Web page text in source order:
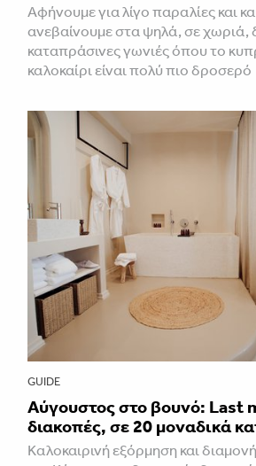
Αφήνουμε για λίγο παραλίες και
ανεβαίνουμε στα ψηλά, σε χωριά,
καταπράσινες γωνιές όπου το
καλοκαίρι είναι πολύ πιο δροσερό
GUIDE
Aύγουστος στο βουνό: Last
διακοπές, σε 20 μοναδικά
Καλοκαιρινή εξόρμηση και